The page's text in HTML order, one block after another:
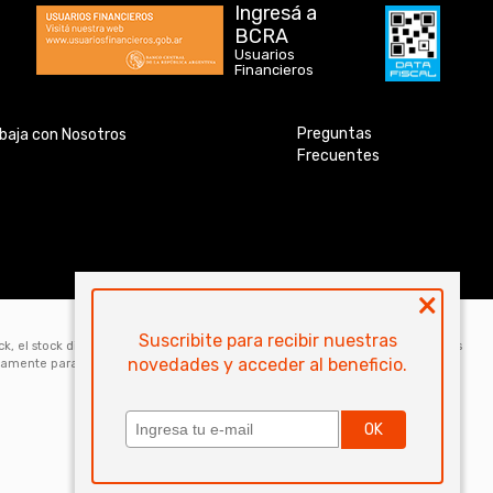
Ingresá a
BCRA
Usuarios
Financieros
con Nosotros
Preguntas
Frecuentes
×
Suscribite para recibir nuestras
novedades y acceder al beneficio.
OK
el stock disponible para la venta web de cada código es de 5 unidades. Los
para la compra online. Las especificaciones técnicas y descripciones